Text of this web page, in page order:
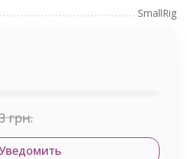
SmallRig
грн.